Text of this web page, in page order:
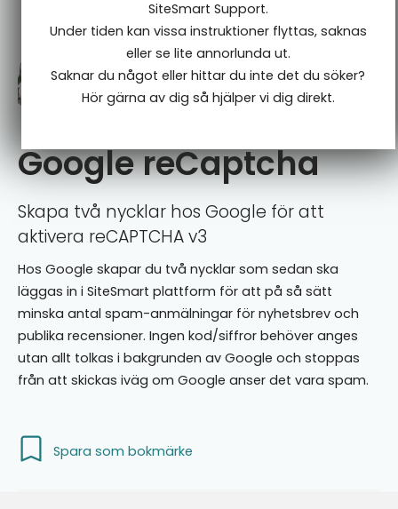
Inställningar
Google reCaptcha
Skapa två nycklar hos Google för att
aktivera reCAPTCHA v3
Hos Google skapar du två nycklar som sedan ska
läggas in i SiteSmart plattform för att på så sätt
minska antal spam-anmälningar för nyhetsbrev och
publika recensioner. Ingen kod/siffror behöver anges
utan allt tolkas i bakgrunden av Google och stoppas
från att skickas iväg om Google anser det vara spam.
Spara som bokmärke
SiteSmart Support.
Under tiden kan vissa instruktioner flyttas, saknas
eller se lite annorlunda ut.
Saknar du något eller hittar du inte det du söker?
Hör gärna av dig så hjälper vi dig direkt.